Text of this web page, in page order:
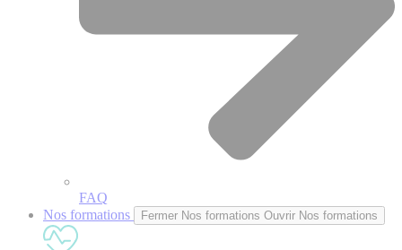
FAQ
Nos formations
Fermer Nos formations Ouvrir Nos formations